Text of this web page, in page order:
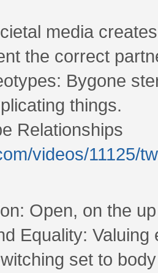
media
the correct
Bygone
things.
Relationships
videos/11125/
Open, on the
Equality:
set to